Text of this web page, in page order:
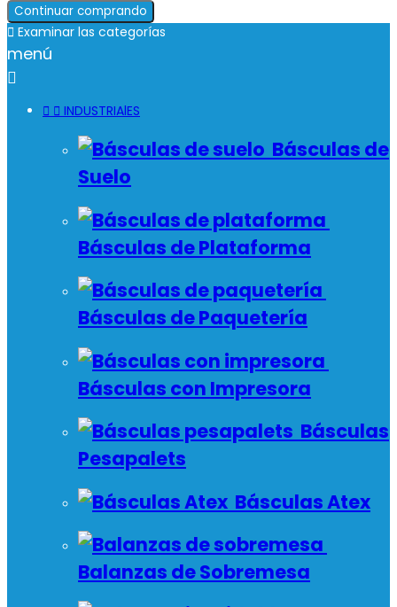
Continuar comprando
 Examinar las categorías
menú

  INDUSTRIAlES
Básculas de
Suelo
Básculas de Plataforma
Básculas de Paquetería
Básculas con Impresora
Básculas
Pesapalets
Básculas Atex
Balanzas de Sobremesa